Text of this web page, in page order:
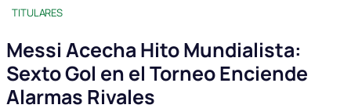
TITULARES
Messi Acecha Hito Mundialista:
Sexto Gol en el Torneo Enciende
Alarmas Rivales